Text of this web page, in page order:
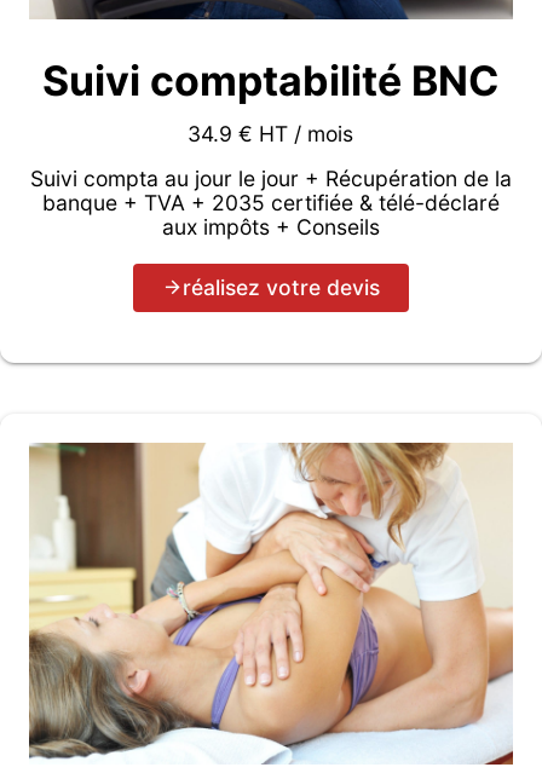
Suivi comptabilité BNC
34.9 € HT / mois
Suivi compta au jour le jour + Récupération de la
banque + TVA + 2035 certifiée & télé-déclaré
aux impôts + Conseils
réalisez votre devis